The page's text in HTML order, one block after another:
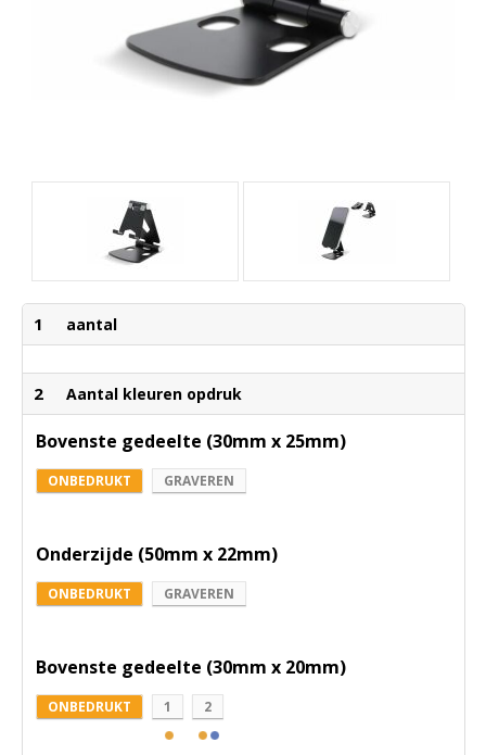
1 aantal
2 Aantal kleuren opdruk
Bovenste gedeelte (30mm x 25mm)
ONBEDRUKT GRAVEREN
Onderzijde (50mm x 22mm)
ONBEDRUKT GRAVEREN
Bovenste gedeelte (30mm x 20mm)
ONBEDRUKT 1 2